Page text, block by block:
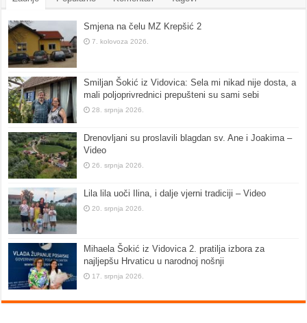
Smjena na čelu MZ Krepšić 2
7. kolovoza 2026.
Smiljan Šokić iz Vidovica: Sela mi nikad nije dosta, a
mali poljoprivrednici prepušteni su sami sebi
28. srpnja 2026.
Drenovljani su proslavili blagdan sv. Ane i Joakima –
Video
26. srpnja 2026.
Lila lila uoči Ilina, i dalje vjerni tradiciji – Video
20. srpnja 2026.
Mihaela Šokić iz Vidovica 2. pratilja izbora za
najljepšu Hrvaticu u narodnoj nošnji
17. srpnja 2026.